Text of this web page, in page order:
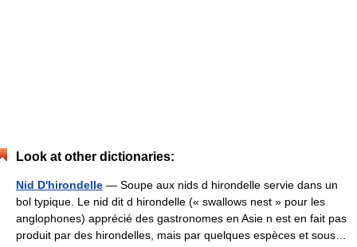
Look at other dictionaries:
Nid D'hirondelle — Soupe aux nids d hirondelle servie dans un
bol typique. Le nid dit d hirondelle (« swallows nest » pour les
anglophones) apprécié des gastronomes en Asie n est en fait pas
produit par des hirondelles, mais par quelques espèces et sous…